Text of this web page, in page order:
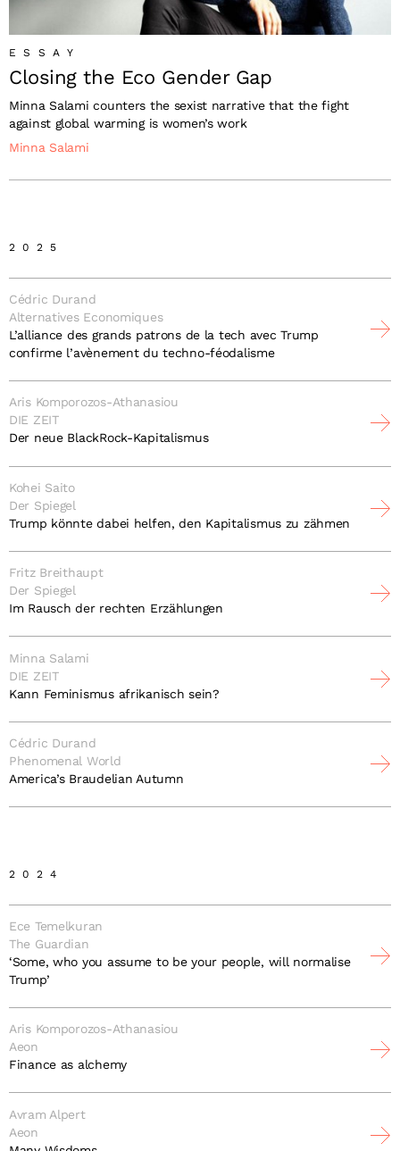
ESSAY
Closing the Eco Gender Gap
Minna Salami counters the sexist narrative that the fight
against global warming is women’s work
Minna Salami
2025
Cédric Durand
Alternatives Economiques
L’alliance des grands patrons de la tech avec Trump
confirme l’avènement du techno-féodalisme
Aris Komporozos-Athanasiou
DIE ZEIT
Der neue BlackRock-Kapitalismus
Kohei Saito
Der Spiegel
Trump könnte dabei helfen, den Kapitalismus zu zähmen
Fritz Breithaupt
Der Spiegel
Im Rausch der rechten Erzählungen
Minna Salami
DIE ZEIT
Kann Feminismus afrikanisch sein?
Cédric Durand
Phenomenal World
America’s Braudelian Autumn
2024
Ece Temelkuran
The Guardian
‘Some, who you assume to be your people, will normalise
Trump’
Aris Komporozos-Athanasiou
Aeon
Finance as alchemy
Avram Alpert
Aeon